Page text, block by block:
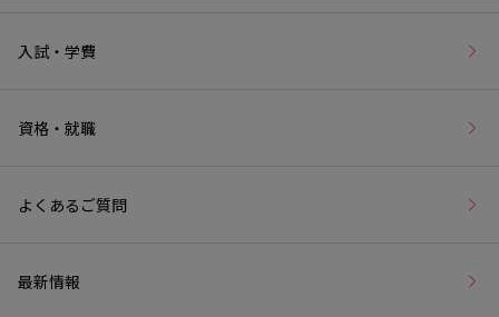
入試・学費
資格・就職
よくあるご質問
最新情報